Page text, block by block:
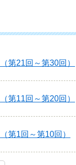
第21回～第30回）
第11回～第20回）
第1回～第10回）